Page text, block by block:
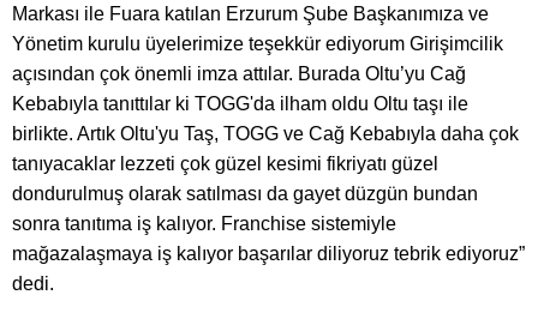
Markası ile Fuara katılan Erzurum Şube Başkanımıza ve
Yönetim kurulu üyelerimize teşekkür ediyorum Girişimcilik
açısından çok önemli imza attılar. Burada Oltu’yu Cağ
Kebabıyla tanıttılar ki TOGG'da ilham oldu Oltu taşı ile
birlikte. Artık Oltu'yu Taş, TOGG ve Cağ Kebabıyla daha çok
tanıyacaklar lezzeti çok güzel kesimi fikriyatı güzel
dondurulmuş olarak satılması da gayet düzgün bundan
sonra tanıtıma iş kalıyor. Franchise sistemiyle
mağazalaşmaya iş kalıyor başarılar diliyoruz tebrik ediyoruz”
dedi.